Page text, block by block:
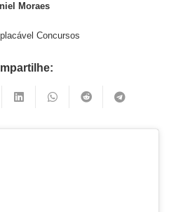
Moraes
Concursos